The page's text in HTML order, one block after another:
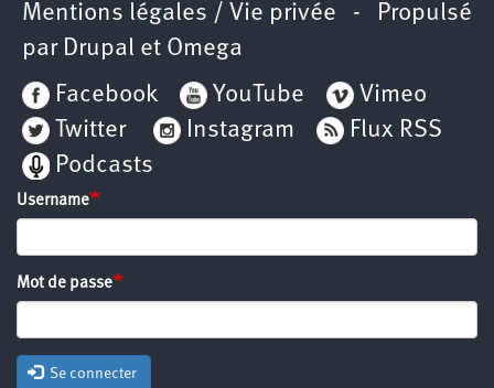
Mentions légales / Vie privée - Propulsé
par Drupal et Omega
Facebook
YouTube
Vimeo
Twitter
Instagram
Flux RSS
Podcasts
Username
Mot de passe
Se connecter